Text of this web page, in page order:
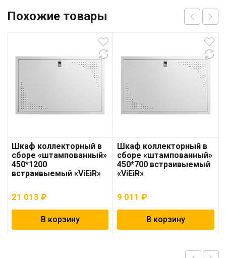
Похожие товары
Шкаф коллекторный в
сборе «штампованный»
450*1200
встраивыемый «ViEiR»
21 013 ₽
В корзину
Шкаф коллекторный в
сборе «штампованный»
450*700 встраивыемый
«ViEiR»
9 011₽
В корзину